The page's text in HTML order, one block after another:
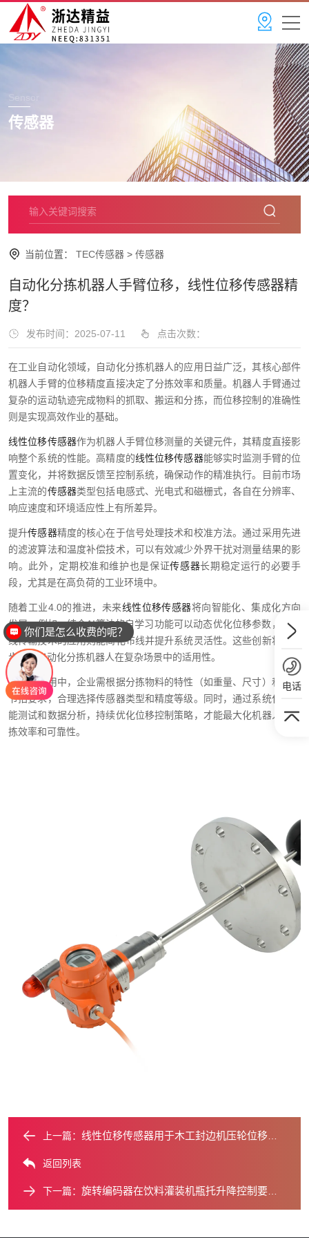
Sensor
传感器
当前位置： TEC传感器 > 传感器
自动化分拣机器人手臂位移，线性位移传感器精
度？​
发布时间：2025-07-11 点击次数：
在工业自动化领域，自动化分拣机器人的应用日益广泛，其核心部件
机器人手臂的位移精度直接决定了分拣效率和质量。机器人手臂通过
复杂的运动轨迹完成物料的抓取、搬运和分拣，而位移控制的准确性
则是实现高效作业的基础。
线性位移传感器作为机器人手臂位移测量的关键元件，其精度直接影
响整个系统的性能。高精度的线性位移传感器能够实时监测手臂的位
置变化，并将数据反馈至控制系统，确保动作的精准执行。目前市场
上主流的传感器类型包括电感式、光电式和磁栅式，各自在分辨率、
响应速度和环境适应性上有所差异。
提升传感器精度的核心在于信号处理技术和校准方法。通过采用先进
的滤波算法和温度补偿技术，可以有效减少外界干扰对测量结果的影
响。此外，定期校准和维护也是保证传感器长期稳定运行的必要手
段，尤其是在高负荷的工业环境中。
随着工业4.0的推进，未来线性位移传感器将向智能化、集成化方向
发展。例如，结合AI算法的自学习功能可以动态优化位移参数，而无
线传输技术的应用则能简化布线并提升系统灵活性。这些创新将进一
步推动自动化分拣机器人在复杂场景中的适用性。
在实际应用中，企业需根据分拣物料的特性（如重量、尺寸）和工作
节拍要求，合理选择传感器类型和精度等级。同时，通过系统化的性
能测试和数据分析，持续优化位移控制策略，才能最大化机器人的分
拣效率和可靠性。
上一篇： 线性位移传感器用于木工封边机压轮位移调节？​
返回列表
下一篇： 旋转编码器在饮料灌装机瓶托升降控制要点？​
电话
你们是怎么收费的呢？